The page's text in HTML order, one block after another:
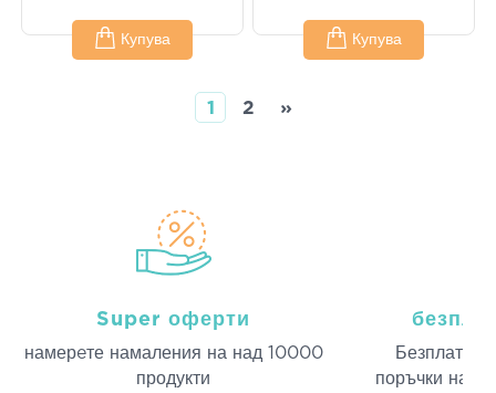
Купува Купува
1 2 »
Super оферти
намерeте намаления на над 10000
продукти
Безплатна
поръчки над